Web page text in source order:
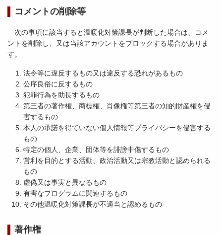
コメントの削除等
次の事項に該当すると温暖化対策課長が判断した場合は、コメ
ントを削除し、又は当該アカウントをブロックする場合がありま
す。
法令等に違反するもの又は違反する恐れがあるもの
公序良俗に反するもの
犯罪行為を助長するもの
第三者の著作権、商標権、肖像権等第三者の知的財産権を侵
害するもの
本人の承諾を得ていない個人情報等プライバシーを侵害する
もの
特定の個人、企業、団体等を誹謗中傷するもの
営利を目的とする活動、政治活動又は宗教活動と認められる
もの
虚偽又は事実と異なるもの
有害なプログラムに関連するもの
その他温暖化対策課長が不適当と認めるもの
著作権